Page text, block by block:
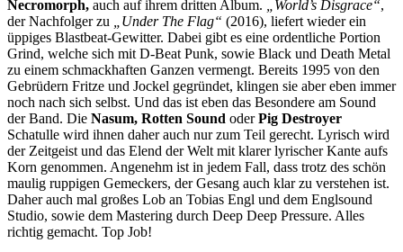
Necromorph, auch auf ihrem dritten Album. „World’s Disgrace“,
der Nachfolger zu
„Under The Flag“ (2016), liefert wieder ein
üppiges Blastbeat-Gewitter. Dabei gibt es eine ordentliche Portion
Grind, welche sich mit D-Beat Punk, sowie Black und Death Metal
zu einem schmackhaften Ganzen vermengt. Bereits 1995 von den
Gebrüdern Fritze und Jockel gegründet, klingen sie aber eben immer
noch nach sich selbst. Und das ist eben das Besondere am Sound
der Band. Die Nasum, Rotten Sound oderPig Destroyer
Schatulle wird ihnen daher auch nur zum Teil gerecht. Lyrisch wird
der Zeitgeist und das Elend der Welt mit klarer lyrischer Kante aufs
Korn genommen. Angenehm ist in jedem Fall, dass trotz des schön
maulig ruppigen Gemeckers, der Gesang auch klar zu verstehen ist.
Daher auch mal großes Lob an Tobias Engl und dem Englsound
Studio, sowie dem Mastering durch Deep Deep Pressure. Alles
richtig gemacht. Top Job!